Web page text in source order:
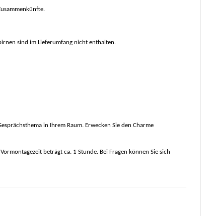
sind im Lieferumfang nicht enthalten.
in Ihrem Raum. Erwecken Sie den Charme
beträgt ca. 1 Stunde. Bei Fragen können Sie sich